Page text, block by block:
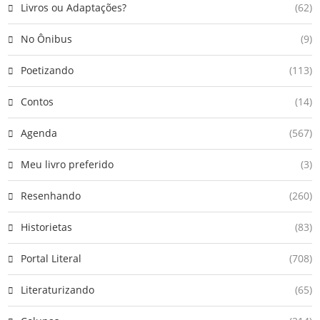
Livros ou Adaptações? (62)
No Ônibus (9)
Poetizando (113)
Contos (14)
Agenda (567)
Meu livro preferido (3)
Resenhando (260)
Historietas (83)
Portal Literal (708)
Literaturizando (65)